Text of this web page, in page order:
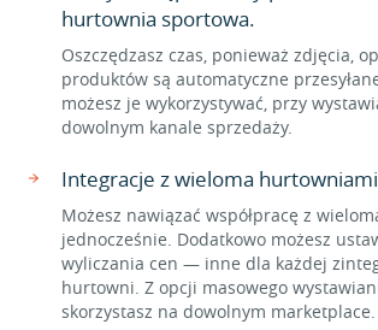
hurtownia sportowa.
Oszczędzasz czas, ponieważ zdjęcia,
produktów są automatyczne
możesz je wykorzystywać, przy
dowolnym kanale sprzedaży.
Integracje z wieloma
Możesz nawiązać współpracę z
jednocześnie. Dodatkowo możesz
wyliczania cen — inne dla każdej
hurtowni. Z opcji masowego
skorzystasz na dowolnym marketplace.